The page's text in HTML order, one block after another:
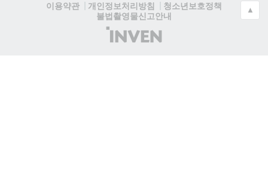
이용약관
개인정보처리방침
청소년보호정책
불법촬영물신고안내
(주)
인
▲